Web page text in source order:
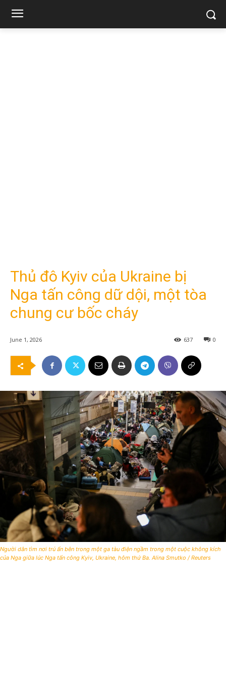
Thủ đô Kyiv của Ukraine bị
Nga tấn công dữ dội, một tòa
chung cư bốc cháy
June 1, 2026 0
637
Người dân tìm nơi trú ẩn bên trong một ga tàu điện ngầm trong một cuộc không kích
của Nga giữa lúc Nga tấn công Kyiv, Ukraine, hôm thứ Ba. Alina Smutko / Reuters